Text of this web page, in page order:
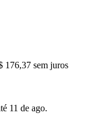
176,37 sem juros
11 de ago.